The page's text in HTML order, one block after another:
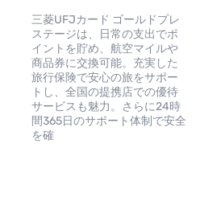
三菱UFJカード ゴールドプレ
ステージは、日常の支出でポ
イントを貯め、航空マイルや
商品券に交換可能。充実した
旅行保険で安心の旅をサポー
トし、全国の提携店での優待
サービスも魅力。さらに24時
間365日のサポート体制で安全
を確